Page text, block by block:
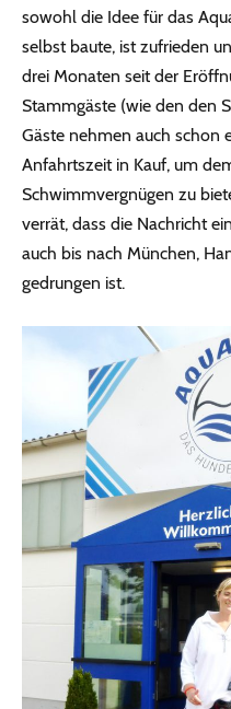
sowohl die Idee für das
selbst baute, ist zufrieden
drei Monaten seit der
Stammgäste (wie den den
Gäste nehmen auch schon
Anfahrtszeit in Kauf, um
Schwimmvergnügen zu
verrät, dass die Nachricht
auch bis nach München,
gedrungen ist.